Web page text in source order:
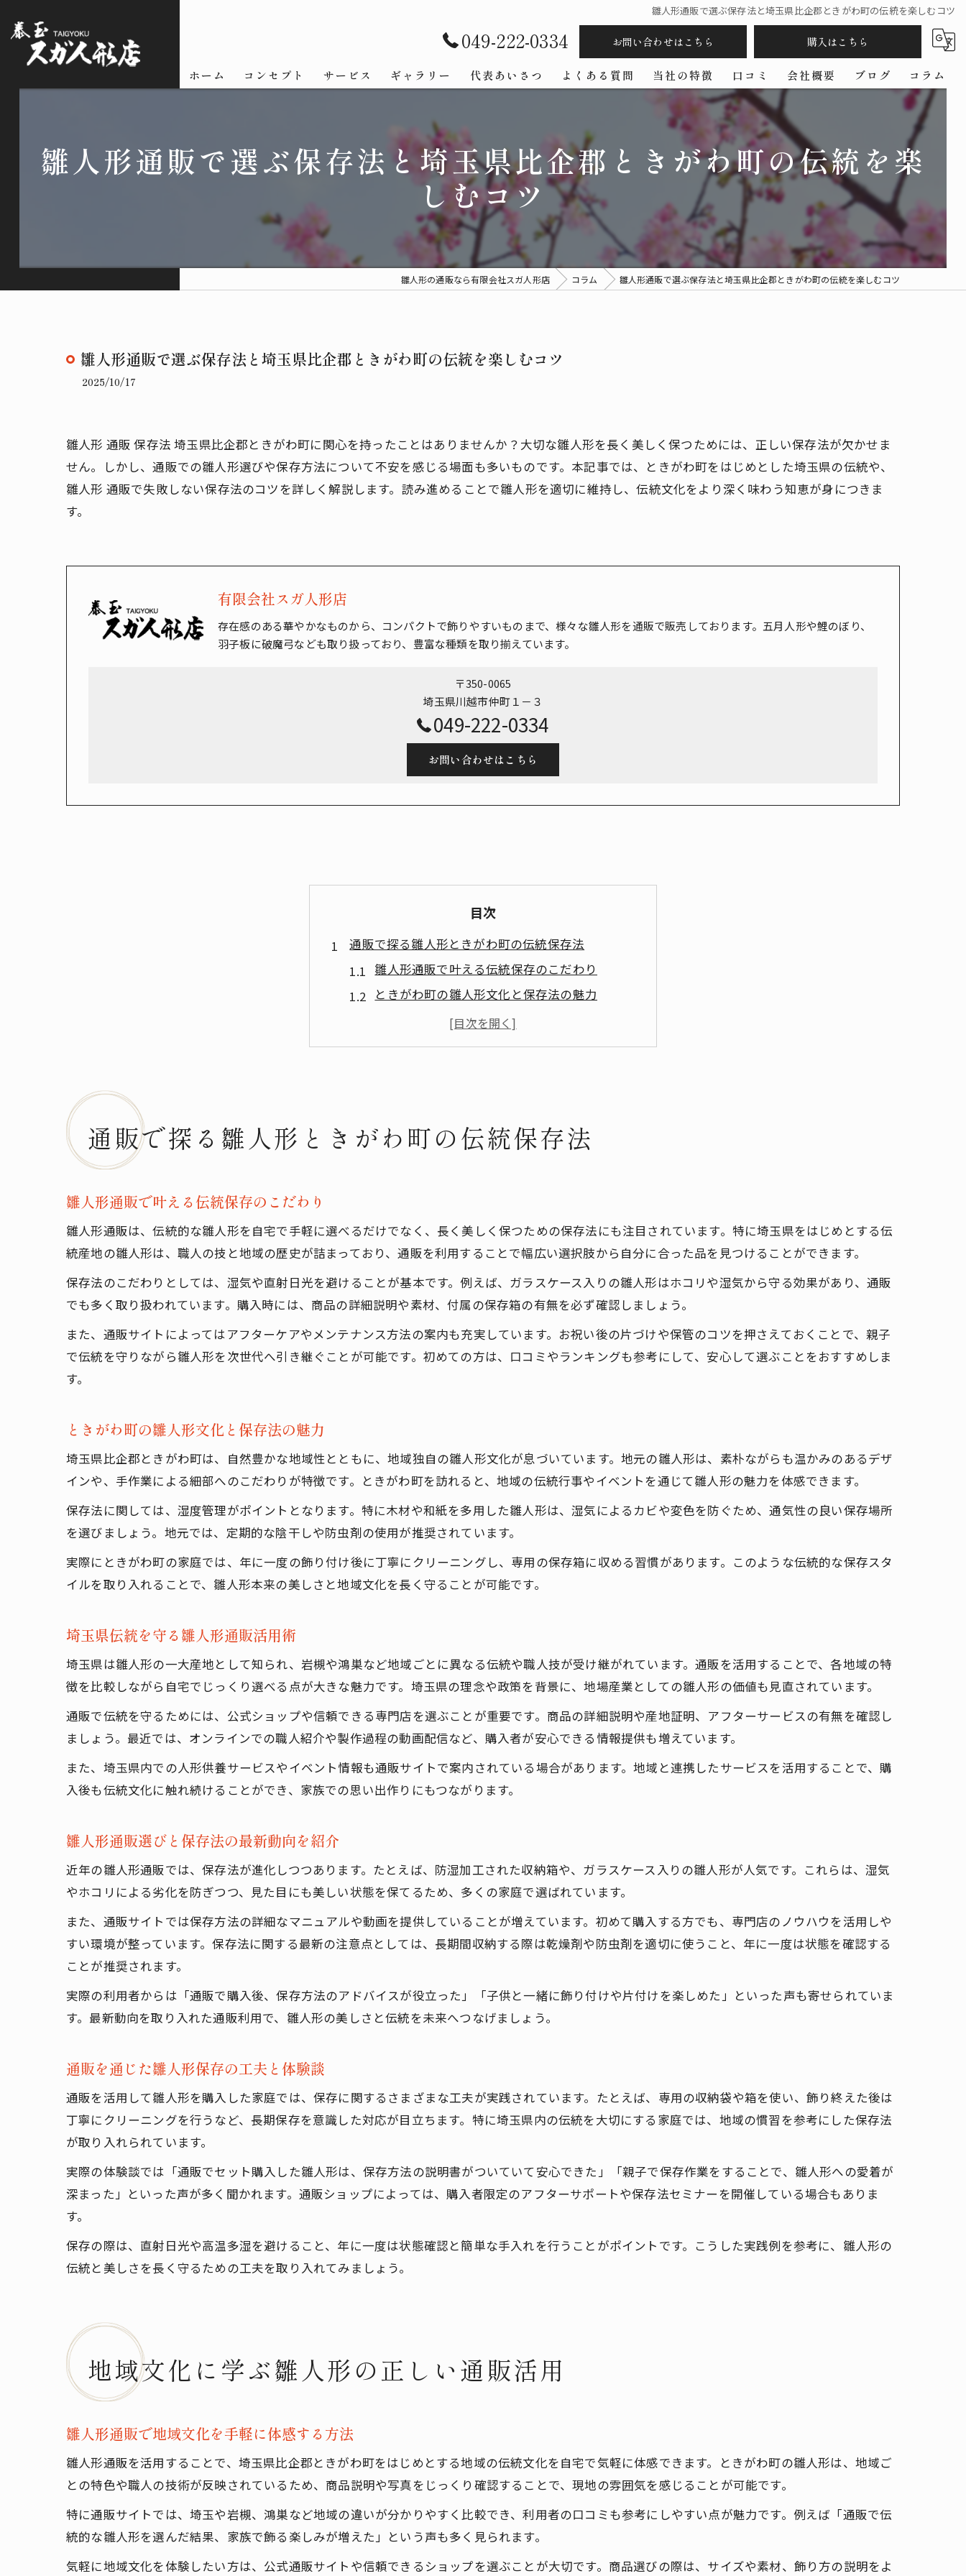
雛人形通販で選ぶ保存法と埼玉県比企郡ときがわ町の伝統を楽しむコツ
049-222-0334 お問い合わせはこちら 購入はこちら
ホーム コンセプト サービス ギャラリー 代表あいさつ よくある質問 当社の特徴
五月人形
羽子板
コンパクト
ケース
口コミ 会社概要 ブログ コラム
雛人形通販で選ぶ保存法と埼玉県比企郡ときがわ町の伝統を楽
しむコツ
雛人形の通販なら有限会社スガ人形店 コラム 雛人形通販で選ぶ保存法と埼玉県比企郡ときがわ町の伝統を楽しむコツ
雛人形通販で選ぶ保存法と埼玉県比企郡ときがわ町の伝統を楽しむコツ
2025/10/17
雛人形 通販 保存法 埼玉県比企郡ときがわ町に関心を持ったことはありませんか？大切な雛人形を長く美しく保つためには、正しい保存法が欠かせま
せん。しかし、通販での雛人形選びや保存方法について不安を感じる場面も多いものです。本記事では、ときがわ町をはじめとした埼玉県の伝統や、
雛人形 通販で失敗しない保存法のコツを詳しく解説します。読み進めることで雛人形を適切に維持し、伝統文化をより深く味わう知恵が身につきま
す。
有限会社スガ人形店
存在感のある華やかなものから、コンパクトで飾りやすいものまで、様々な雛人形を通販で販売しております。五月人形や鯉のぼり、
羽子板に破魔弓なども取り扱っており、豊富な種類を取り揃えています。
〒350-0065
埼玉県川越市仲町１－３
049-222-0334
お問い合わせはこちら
目次
通販で探る雛人形ときがわ町の伝統保存法
雛人形通販で叶える伝統保存のこだわり
ときがわ町の雛人形文化と保存法の魅力
埼玉県伝統を守る雛人形通販活用術
雛人形通販選びと保存法の最新動向を紹介
伝統を活かす雛人形通販の選び方ポイント
雛人形通販の保存法を選ぶポイント解説
通販購入前に知るべき保存法の基礎知識
埼玉県現状から見る雛人形通販保存の注意点
通販選びで伝統保存がより身近になる工夫
雛人形通販と地域伝統保存の両立を目指して
雛人形通販で後悔しないための保存法ポイント
購入後も安心な雛人形通販保存ノウハウ
雛人形の通販活用で広がる文化体験を満喫
雛人形通販で広がる埼玉文化の体験とは
通販活用で楽しむ雛人形文化交流の魅力
雛人形通販がもたらす新しい保存体験の形
埼玉県日本一の雛人形文化を通販で体感
通販で探る雛人形ときがわ町の伝統保存法
雛人形通販で叶える伝統保存のこだわり
雛人形通販は、伝統的な雛人形を自宅で手軽に選べるだけでなく、長く美しく保つための保存法にも注目されています。特に埼玉県をはじめとする伝
統産地の雛人形は、職人の技と地域の歴史が詰まっており、通販を利用することで幅広い選択肢から自分に合った品を見つけることができます。
保存法のこだわりとしては、湿気や直射日光を避けることが基本です。例えば、ガラスケース入りの雛人形はホコリや湿気から守る効果があり、通販
でも多く取り扱われています。購入時には、商品の詳細説明や素材、付属の保存箱の有無を必ず確認しましょう。
また、通販サイトによってはアフターケアやメンテナンス方法の案内も充実しています。お祝い後の片づけや保管のコツを押さえておくことで、親子
で伝統を守りながら雛人形を次世代へ引き継ぐことが可能です。初めての方は、口コミやランキングも参考にして、安心して選ぶことをおすすめしま
す。
ときがわ町の雛人形文化と保存法の魅力
埼玉県比企郡ときがわ町は、自然豊かな地域性とともに、地域独自の雛人形文化が息づいています。地元の雛人形は、素朴ながらも温かみのあるデザ
インや、手作業による細部へのこだわりが特徴です。ときがわ町を訪れると、地域の伝統行事やイベントを通じて雛人形の魅力を体感できます。
保存法に関しては、湿度管理がポイントとなります。特に木材や和紙を多用した雛人形は、湿気によるカビや変色を防ぐため、通気性の良い保存場所
を選びましょう。地元では、定期的な陰干しや防虫剤の使用が推奨されています。
実際にときがわ町の家庭では、年に一度の飾り付け後に丁寧にクリーニングし、専用の保存箱に収める習慣があります。このような伝統的な保存スタ
イルを取り入れることで、雛人形本来の美しさと地域文化を長く守ることが可能です。
埼玉県伝統を守る雛人形通販活用術
埼玉県は雛人形の一大産地として知られ、岩槻や鴻巣など地域ごとに異なる伝統や職人技が受け継がれています。通販を活用することで、各地域の特
徴を比較しながら自宅でじっくり選べる点が大きな魅力です。埼玉県の理念や政策を背景に、地場産業としての雛人形の価値も見直されています。
通販で伝統を守るためには、公式ショップや信頼できる専門店を選ぶことが重要です。商品の詳細説明や産地証明、アフターサービスの有無を確認し
ましょう。最近では、オンラインでの職人紹介や製作過程の動画配信など、購入者が安心できる情報提供も増えています。
また、埼玉県内での人形供養サービスやイベント情報も通販サイトで案内されている場合があります。地域と連携したサービスを活用することで、購
入後も伝統文化に触れ続けることができ、家族での思い出作りにもつながります。
雛人形通販選びと保存法の最新動向を紹介
近年の雛人形通販では、保存法が進化しつつあります。たとえば、防湿加工された収納箱や、ガラスケース入りの雛人形が人気です。これらは、湿気
やホコリによる劣化を防ぎつつ、見た目にも美しい状態を保てるため、多くの家庭で選ばれています。
また、通販サイトでは保存方法の詳細なマニュアルや動画を提供していることが増えています。初めて購入する方でも、専門店のノウハウを活用しや
すい環境が整っています。保存法に関する最新の注意点としては、長期間収納する際は乾燥剤や防虫剤を適切に使うこと、年に一度は状態を確認する
ことが推奨されます。
実際の利用者からは「通販で購入後、保存方法のアドバイスが役立った」「子供と一緒に飾り付けや片付けを楽しめた」といった声も寄せられていま
す。最新動向を取り入れた通販利用で、雛人形の美しさと伝統を未来へつなげましょう。
通販を通じた雛人形保存の工夫と体験談
通販を活用して雛人形を購入した家庭では、保存に関するさまざまな工夫が実践されています。たとえば、専用の収納袋や箱を使い、飾り終えた後は
丁寧にクリーニングを行うなど、長期保存を意識した対応が目立ちます。特に埼玉県内の伝統を大切にする家庭では、地域の慣習を参考にした保存法
が取り入れられています。
実際の体験談では「通販でセット購入した雛人形は、保存方法の説明書がついていて安心できた」「親子で保存作業をすることで、雛人形への愛着が
深まった」といった声が多く聞かれます。通販ショップによっては、購入者限定のアフターサポートや保存法セミナーを開催している場合もありま
す。
保存の際は、直射日光や高温多湿を避けること、年に一度は状態確認と簡単な手入れを行うことがポイントです。こうした実践例を参考に、雛人形の
伝統と美しさを長く守るための工夫を取り入れてみましょう。
地域文化に学ぶ雛人形の正しい通販活用
雛人形通販で地域文化を手軽に体感する方法
雛人形通販を活用することで、埼玉県比企郡ときがわ町をはじめとする地域の伝統文化を自宅で気軽に体感できます。ときがわ町の雛人形は、地域ご
との特色や職人の技術が反映されているため、商品説明や写真をじっくり確認することで、現地の雰囲気を感じることが可能です。
特に通販サイトでは、埼玉や岩槻、鴻巣など地域の違いが分かりやすく比較でき、利用者の口コミも参考にしやすい点が魅力です。例えば「通販で伝
統的な雛人形を選んだ結果、家族で飾る楽しみが増えた」という声も多く見られます。
気軽に地域文化を体験したい方は、公式通販サイトや信頼できるショップを選ぶことが大切です。商品選びの際は、サイズや素材、飾り方の説明をよ